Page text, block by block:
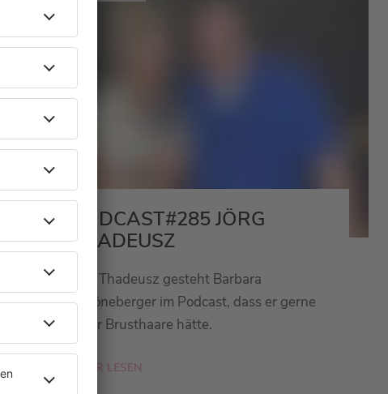
PODCAST#285 JÖRG
THADEUSZ
Jörg Thadeusz gesteht Barbara
Schöneberger im Podcast, dass er gerne
mehr Brusthaare hätte.
MEHR LESEN